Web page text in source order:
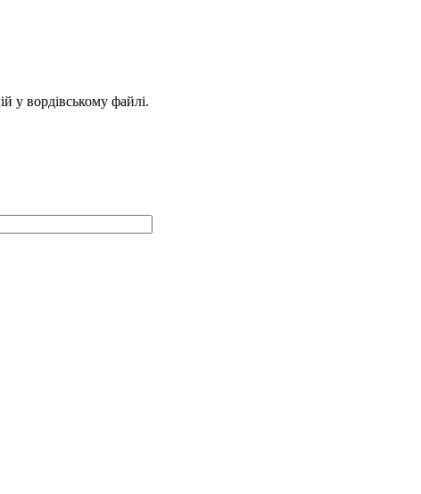
у вордівському файлі.